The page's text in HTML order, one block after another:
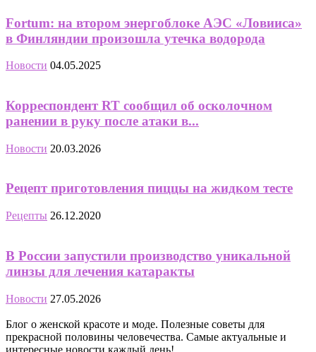
Fortum: на втором энергоблоке АЭС «Ловииса»
в Финляндии произошла утечка водорода
Новости 04.05.2025
Корреспондент RT сообщил об осколочном
ранении в руку после атаки в...
Новости 20.03.2026
Рецепт приготовления пиццы на жидком тесте
Рецепты 26.12.2020
В России запустили производство уникальной
линзы для лечения катаракты
Новости 27.05.2026
Блог о женской красоте и моде. Полезные советы для
прекрасной половины человечества. Самые актуальные и
интересные новости каждый день!